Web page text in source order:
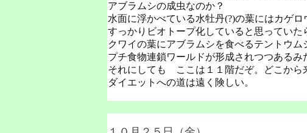
アブラムシの成虫なのか？
水面に浮かべている水牡丹(?)の葉にはカゲロ
すっかりビオトープ化していると思っていた
クワイの葉にアブラムシを食べるテントウム
プチ食物連鎖ワールドが形成されつつあるみ
それにしても ここは１１階だぞ。どこから
ダイエットへの道は遠く険しい。